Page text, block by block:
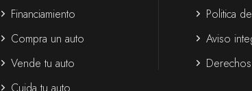
Financiamiento
Compra un auto
Vende tu auto
Politica
Aviso